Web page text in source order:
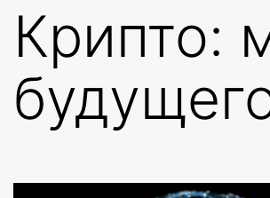
Крипто: